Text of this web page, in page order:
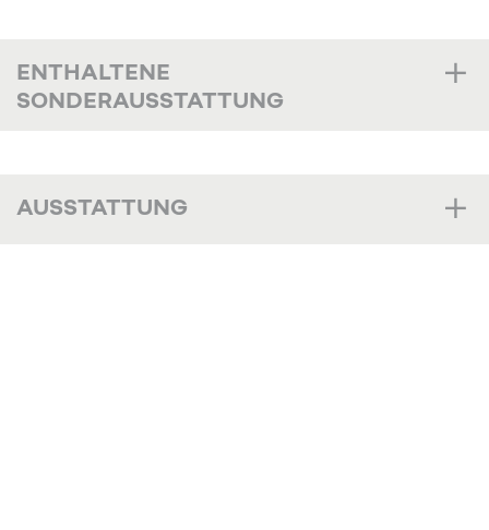
ENTHALTENE
SONDERAUSSTATTUNG
AUSSTATTUNG